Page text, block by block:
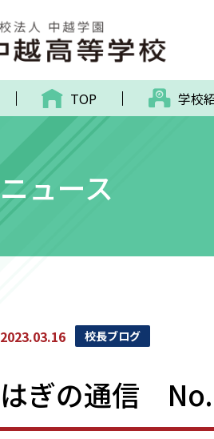
TOP 学校
ニュース
2023.03.16 校長ブログ
はぎの通信